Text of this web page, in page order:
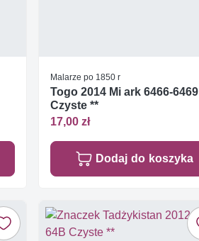
Malarze po 1850 r
Togo 2014 Mi ark 6466-6469
Czyste **
17,00 zł
Dodaj do koszyka